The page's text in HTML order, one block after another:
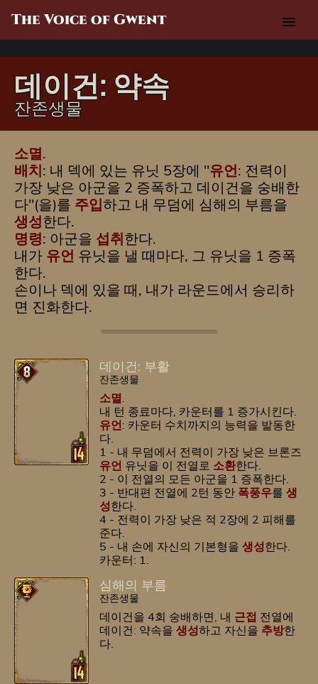
The Voice of Gwent menu
데이건: 약속
잔존생물
소멸.
배치: 내 덱에 있는 유닛 5장에 "유언: 전력이
가장 낮은 아군을 2 증폭하고 데이건을 숭배한
다"(을)를 주입하고 내 무덤에 심해의 부름을
생성한다.
명령: 아군을 섭취한다.
내가 유언 유닛을 낼 때마다, 그 유닛을 1 증폭
한다.
손이나 덱에 있을 때, 내가 라운드에서 승리하
면 진화한다.
데이건: 부활
잔존생물
소멸.
내 턴 종료마다, 카운터를 1 증가시킨다.
유언: 카운터 수치까지의 능력을 발동한
다.
1 - 내 무덤에서 전력이 가장 낮은 브론즈
유언 유닛을 이 전열로 소환한다.
2 - 이 전열의 모든 아군을 1 증폭한다.
3 - 반대편 전열에 2턴 동안 폭풍우를 생
성한다.
4 - 전력이 가장 낮은 적 2장에 2 피해를
준다.
5 - 내 손에 자신의 기본형을 생성한다.
카운터: 1.
심해의 부름
잔존생물
데이건을 4회 숭배하면, 내 근접 전열에
데이건: 약속을 생성하고 자신을 추방한
다.